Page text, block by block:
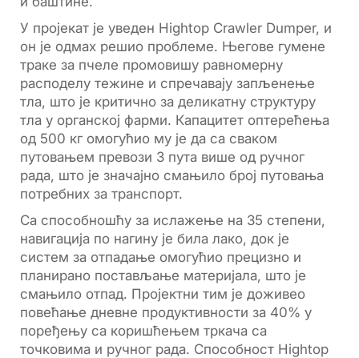
У пројекат је уведен Hightop Crawler Dumper, и
он је одмах решио проблеме. Његове гумене
траке за пчеле промовишу равномерну
расподелу тежине и спречавају запљенење
тла, што је критично за деликатну структуру
тла у органској фарми. Капацитет оптерећења
од 500 кг омогућио му је да са сваком
путовањем превози 3 пута више од ручног
рада, што је значајно смањило број путовања
потребних за транспорт.
Са способношћу за ислажење на 35 степени,
навигација по нагину је била лако, док је
систем за отпадање омогућио прецизно и
планирано постављање материјала, што је
смањило отпад. Пројектни тим је доживео
повећање дневне продуктивности за 40% у
поређењу са коришћењем тркача са
точковима и ручног рада. Способност Hightop